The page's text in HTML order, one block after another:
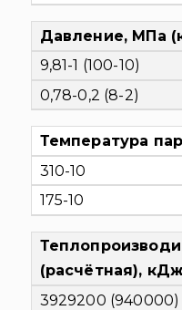
Давление, МПа
9,81-1 (100-10)
0,78-0,2 (8-2)
Температура
310-10
175-10
(расчётная),
3929200 (940000)